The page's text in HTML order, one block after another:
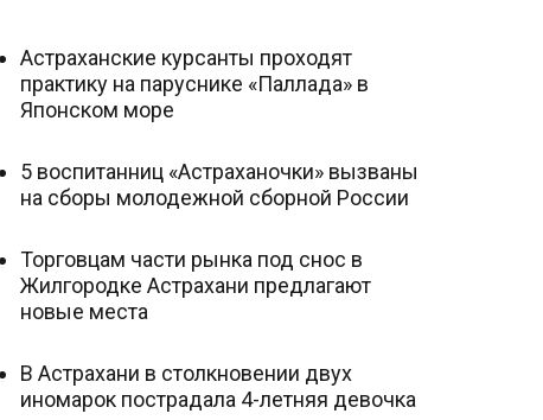
Астраханские курсанты проходят
практику на паруснике «Паллада» в
Японском море
5 воспитанниц «Астраханочки» вызваны
на сборы молодежной сборной России
Торговцам части рынка под снос в
Жилгородке Астрахани предлагают
новые места
В Астрахани в столкновении двух
иномарок пострадала 4-летняя девочка